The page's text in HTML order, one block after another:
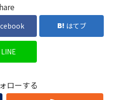
はてブ
LINE
ローする